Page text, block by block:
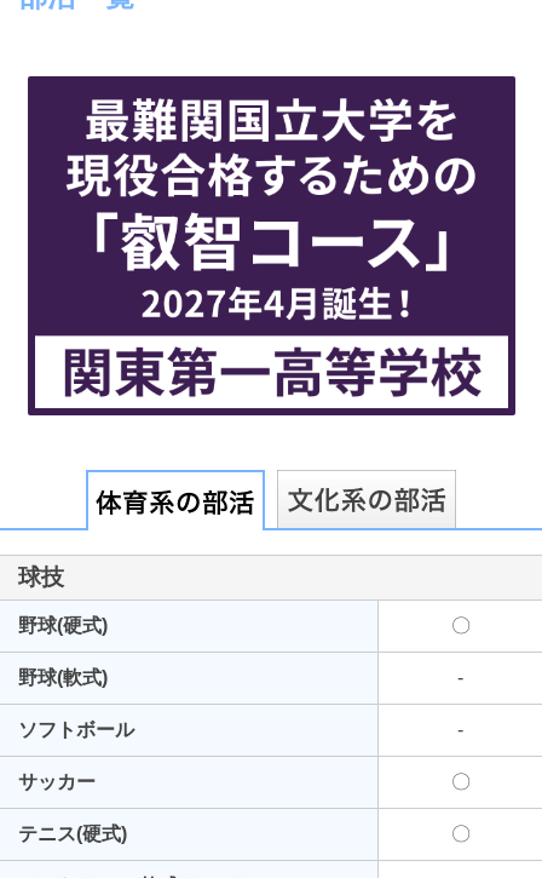
最近見た学校
東京都立日本橋高等学校
ブックマークした学校
ブックマークした学校はありません
球技
野球(硬式) 〇
野球(軟式) -
ソフトボール -
サッカー 〇
テニス(硬式) 〇